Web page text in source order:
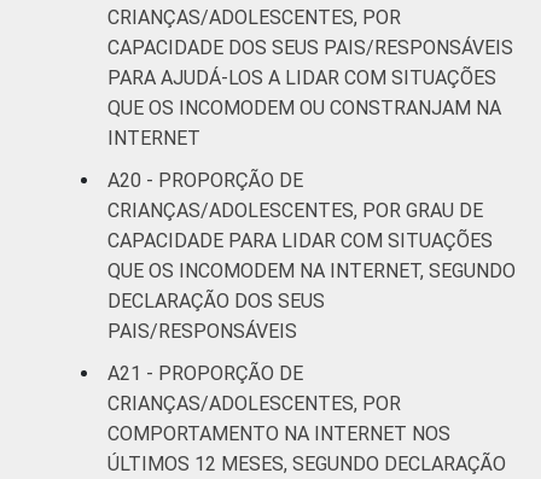
CRIANÇAS/ADOLESCENTES, POR
CAPACIDADE DOS SEUS PAIS/RESPONSÁVEIS
PARA AJUDÁ-LOS A LIDAR COM SITUAÇÕES
QUE OS INCOMODEM OU CONSTRANJAM NA
INTERNET
A20 - PROPORÇÃO DE
CRIANÇAS/ADOLESCENTES, POR GRAU DE
CAPACIDADE PARA LIDAR COM SITUAÇÕES
QUE OS INCOMODEM NA INTERNET, SEGUNDO
DECLARAÇÃO DOS SEUS
PAIS/RESPONSÁVEIS
A21 - PROPORÇÃO DE
CRIANÇAS/ADOLESCENTES, POR
COMPORTAMENTO NA INTERNET NOS
ÚLTIMOS 12 MESES, SEGUNDO DECLARAÇÃO